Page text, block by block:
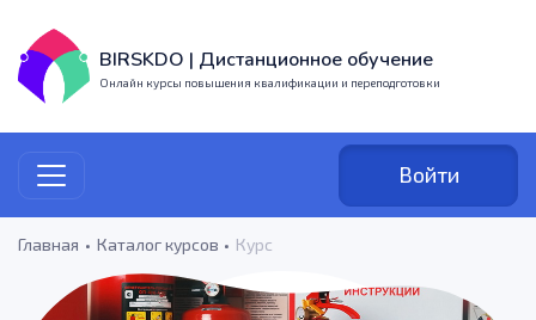
BIRSKDO | Дистанционное обучение
Онлайн курсы повышения квалификации и переподготовки
Войти
Главная Каталог курсов Курс